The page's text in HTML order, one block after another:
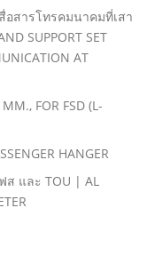
อสารโทรคมนาคมที่เสา
SUPPORT SET
AT
FOR FSD (L-
HANGER
ส และ TOU | AL